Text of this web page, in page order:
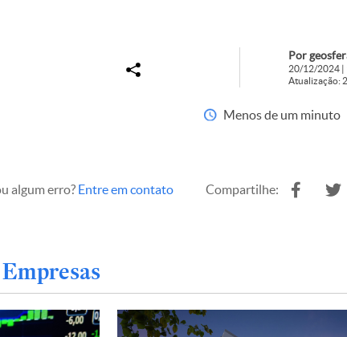
Por
20/12/2024 |
Atualização:
Menos de um minuto
algum erro? Entre em contato Compartilhe: